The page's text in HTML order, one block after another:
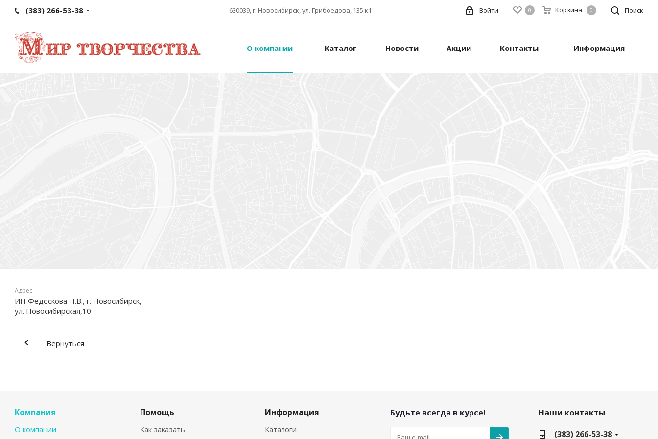
(383) 266-53-38 630039, г. Новосибирск, ул. Грибоедова, 135 к1 Поиск
0 Корзина 0
Войти
О компании Каталог Новости Акции Контакты Информация
Адрес
ИП Федоскова Н.В., г. Новосибирск,
ул. Новосибирская,10
Вернуться
Компания
О компании
Помощь
Как заказать
Информация
Каталоги
Будьте всегда в курсе!
Наши контакты
(383) 266-53-38